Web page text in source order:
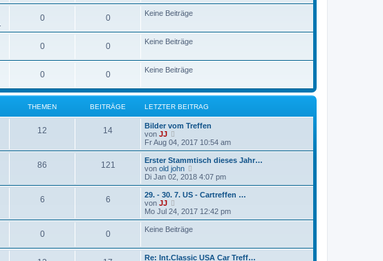
a
g
0 0 Keine Beiträge
0 0 Keine Beiträge
0 0 Keine Beiträge
THEMEN BEITRÄGE LETZTER BEITRAG
12 14
Bilder vom Treffen
von JJ
e
u
e
s
e
r
B
e
i
r
g
Fr Aug 04, 2017 10:54 am
86 121
Erster Stammtisch dieses Jahr…
von old john
e
u
t
i
t
Di Jan 02, 2018 4:07 pm
6 6
29. - 30. 7. US - Cartreffen …
von JJ
e
u
e
e
Mo Jul 24, 2017 12:42 pm
0 0 Keine Beiträge
Re: Int.Classic USA Car Treff…